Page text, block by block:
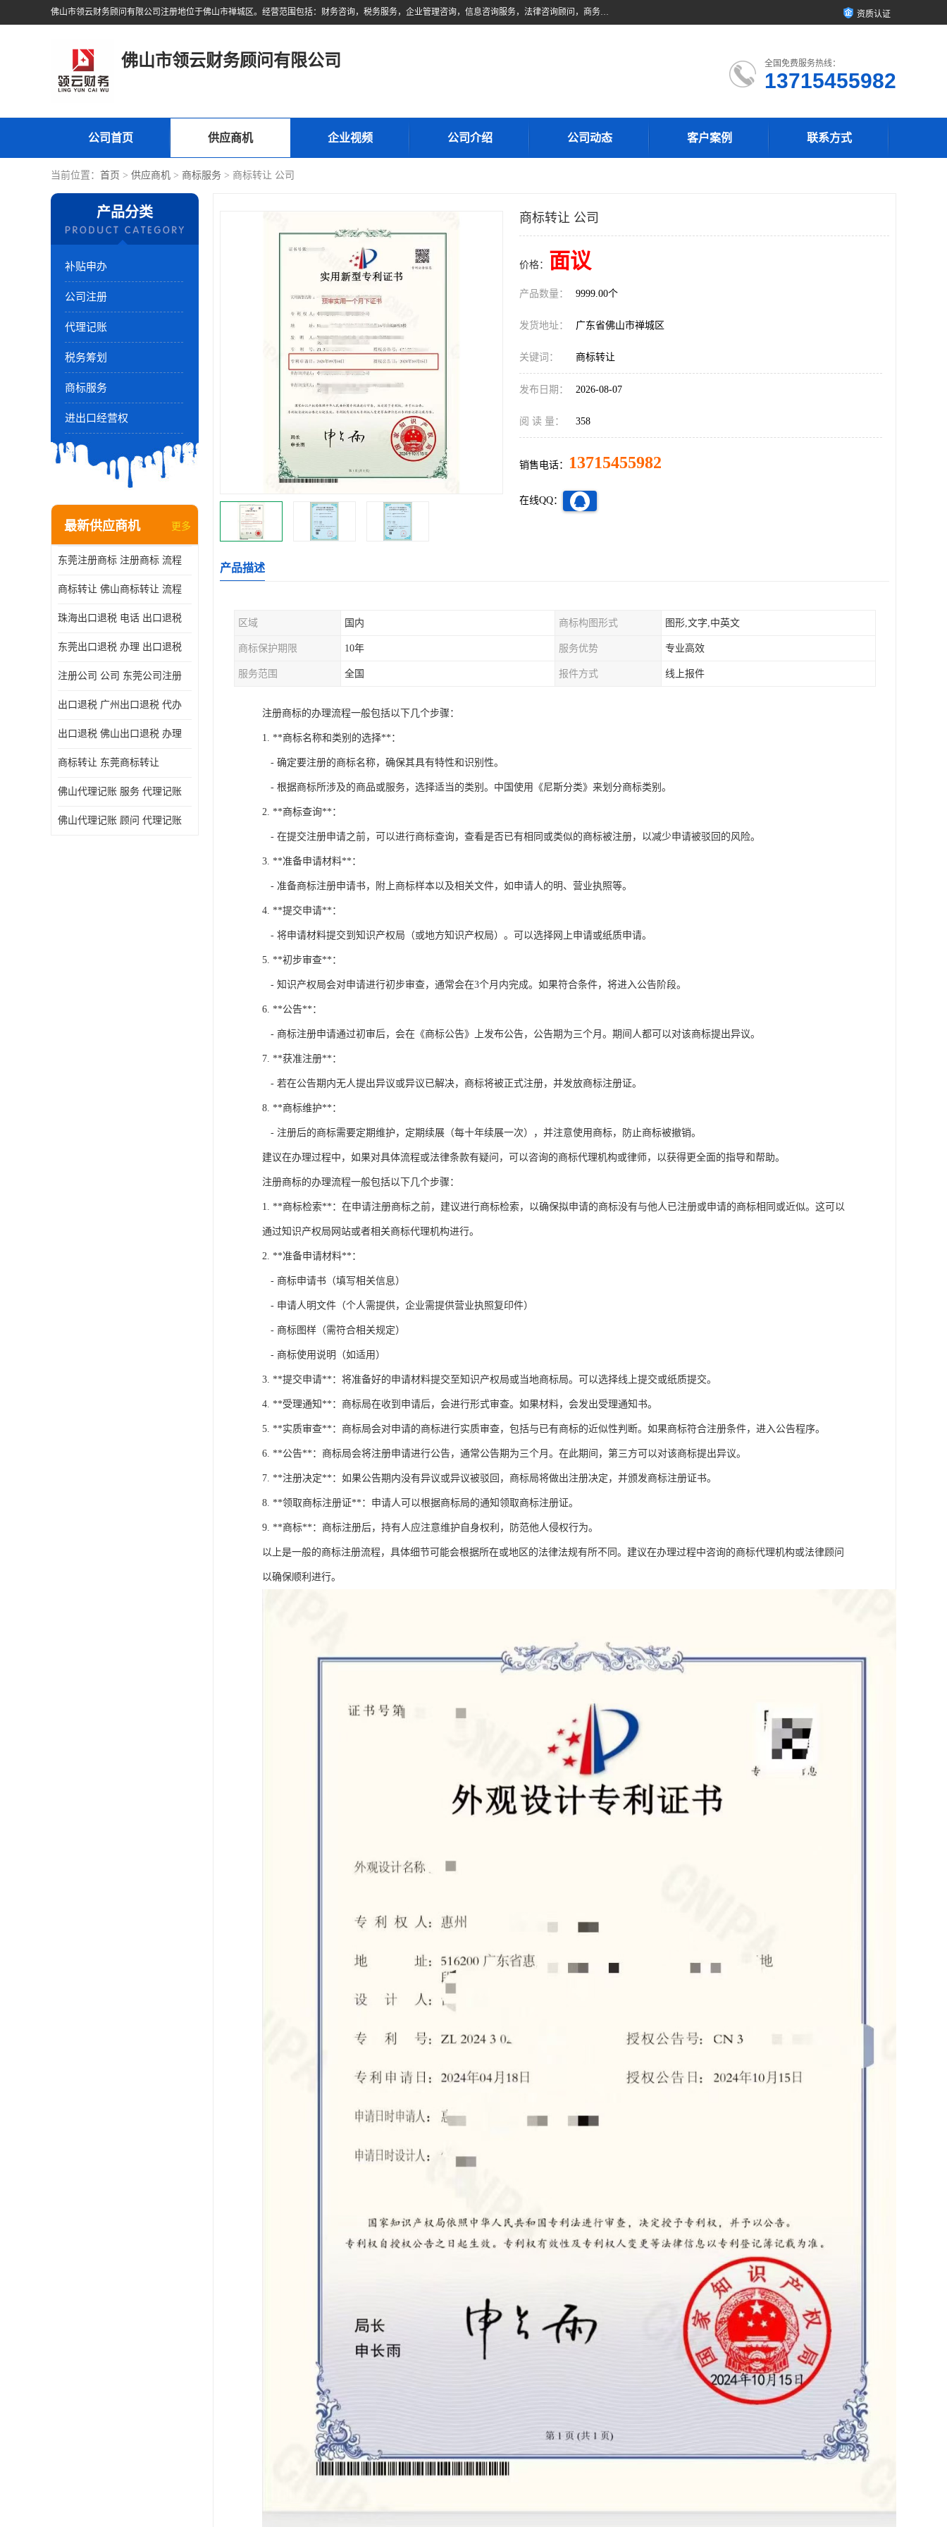
佛山市领云财务顾问有限公司注册地位于佛山市禅城区。经营范围包括：财务咨询，税务服务，企业管理咨询，信息咨询服务，法律咨询顾问，商务代理代办等服务；主要项目有：代理记账，旧账账务处理，疑难账务处理，建账审账；纳税申报，网上申请发票，企业税务分析、审查与评估；注册个体工商户，注册公司，公司注销；企业名称、地址、法人、股东、经营范围、营业期限等资料变更；商标注册、商标转让。财税审计、税务咨询、公司年审。 资质认证
佛山市领云财务顾问有限公司 全国免费服务热线：
13715455982
公司首页 供应商机 企业视频 公司介绍 公司动态 客户案例 联系方式
当前位置： 首页 > 供应商机 > 商标服务 > 商标转让 公司
产品分类
补贴申办
公司注册
代理记账
税务筹划
商标服务
进出口经营权
最新供应商机 更多
东莞注册商标 注册商标 流程
商标转让 佛山商标转让 流程
珠海出口退税 电话 出口退税
东莞出口退税 办理 出口退税
注册公司 公司 东莞公司注册
出口退税 广州出口退税 代办
出口退税 佛山出口退税 办理
商标转让 东莞商标转让
佛山代理记账 服务 代理记账
佛山代理记账 顾问 代理记账
商标转让 公司
价格： 面议
产品数量： 9999.00个
发货地址： 广东省佛山市禅城区
关键词： 商标转让
发布日期： 2026-08-07
阅 读 量： 358
销售电话： 13715455982
在线QQ：
产品描述
区域 国内 商标构图形式 图形,文字,中英文
商标保护期限 10年 服务优势 专业高效
服务范围 全国 报件方式 线上报件
注册商标的办理流程一般包括以下几个步骤：
1. **商标名称和类别的选择**：
- 确定要注册的商标名称，确保其具有特性和识别性。
- 根据商标所涉及的商品或服务，选择适当的类别。中国使用《尼斯分类》来划分商标类别。
2. **商标查询**：
- 在提交注册申请之前，可以进行商标查询，查看是否已有相同或类似的商标被注册，以减少申请被驳回的风险。
3. **准备申请材料**：
- 准备商标注册申请书，附上商标样本以及相关文件，如申请人的明、营业执照等。
4. **提交申请**：
- 将申请材料提交到知识产权局（或地方知识产权局）。可以选择网上申请或纸质申请。
5. **初步审查**：
- 知识产权局会对申请进行初步审查，通常会在3个月内完成。如果符合条件，将进入公告阶段。
6. **公告**：
- 商标注册申请通过初审后，会在《商标公告》上发布公告，公告期为三个月。期间人都可以对该商标提出异议。
7. **获准注册**：
- 若在公告期内无人提出异议或异议已解决，商标将被正式注册，并发放商标注册证。
8. **商标维护**：
- 注册后的商标需要定期维护，定期续展（每十年续展一次），并注意使用商标，防止商标被撤销。
建议在办理过程中，如果对具体流程或法律条款有疑问，可以咨询的商标代理机构或律师，以获得更全面的指导和帮助。
注册商标的办理流程一般包括以下几个步骤：
1. **商标检索**：在申请注册商标之前，建议进行商标检索，以确保拟申请的商标没有与他人已注册或申请的商标相同或近似。这可以
通过知识产权局网站或者相关商标代理机构进行。
2. **准备申请材料**：
- 商标申请书（填写相关信息）
- 申请人明文件（个人需提供，企业需提供营业执照复印件）
- 商标图样（需符合相关规定）
- 商标使用说明（如适用）
3. **提交申请**：将准备好的申请材料提交至知识产权局或当地商标局。可以选择线上提交或纸质提交。
4. **受理通知**：商标局在收到申请后，会进行形式审查。如果材料，会发出受理通知书。
5. **实质审查**：商标局会对申请的商标进行实质审查，包括与已有商标的近似性判断。如果商标符合注册条件，进入公告程序。
6. **公告**：商标局会将注册申请进行公告，通常公告期为三个月。在此期间，第三方可以对该商标提出异议。
7. **注册决定**：如果公告期内没有异议或异议被驳回，商标局将做出注册决定，并颁发商标注册证书。
8. **领取商标注册证**：申请人可以根据商标局的通知领取商标注册证。
9. **商标**：商标注册后，持有人应注意维护自身权利，防范他人侵权行为。
以上是一般的商标注册流程，具体细节可能会根据所在或地区的法律法规有所不同。建议在办理过程中咨询的商标代理机构或法律顾问
以确保顺利进行。